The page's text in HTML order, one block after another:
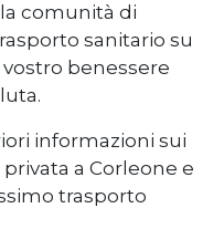
comunità di
sanitario su
vostro benessere
informazioni sui
a Corleone e
trasporto